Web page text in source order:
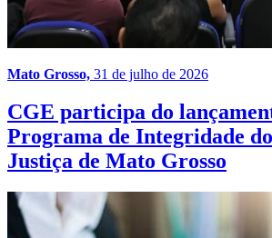
Mato Grosso, 31 de julho de 2026
CGE participa do
Programa de Integridade
Justiça de Mato Grosso